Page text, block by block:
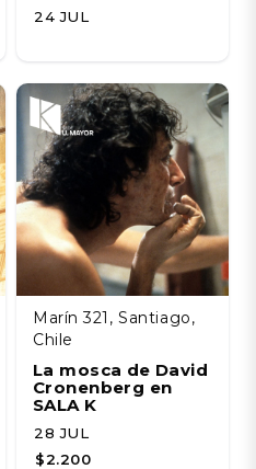
24 JUL
Marín 321, Santiago,
Chile
La mosca de David
Cronenberg en
SALA K
28 JUL
$2.200